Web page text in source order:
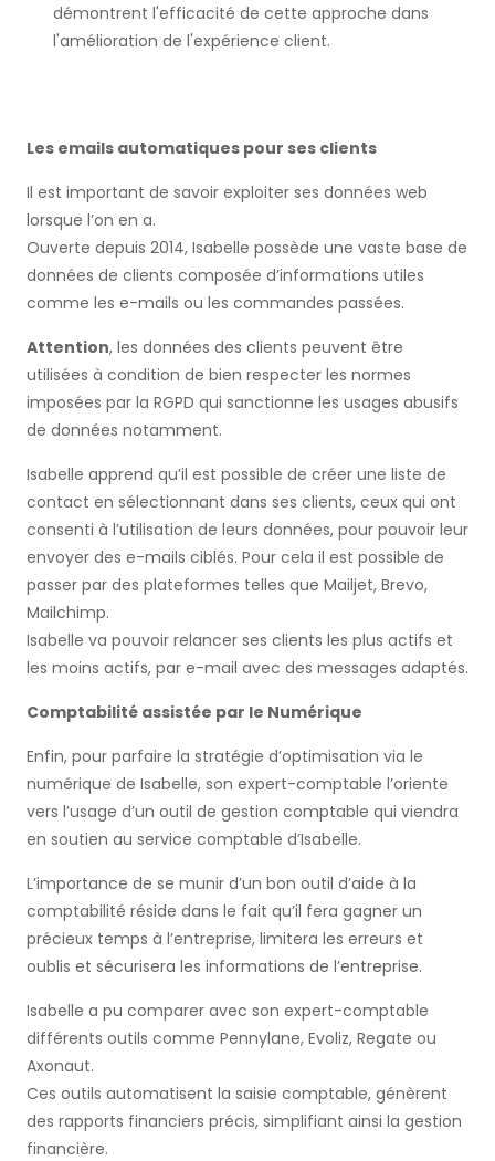
démontrent l'efficacité de cette approche dans
l'amélioration de l'expérience client.
Les emails automatiques pour ses clients
Il est important de savoir exploiter ses données web
lorsque l’on en a.
Ouverte depuis 2014, Isabelle possède une vaste base de
données de clients composée d’informations utiles
comme les e-mails ou les commandes passées.
Attention, les données des clients peuvent être
utilisées à condition de bien respecter les normes
imposées par la RGPD qui sanctionne les usages abusifs
de données notamment.
Isabelle apprend qu’il est possible de créer une liste de
contact en sélectionnant dans ses clients, ceux qui ont
consenti à l’utilisation de leurs données, pour pouvoir leur
envoyer des e-mails ciblés. Pour cela il est possible de
passer par des plateformes telles que Mailjet, Brevo,
Mailchimp.
Isabelle va pouvoir relancer ses clients les plus actifs et
les moins actifs, par e-mail avec des messages adaptés.
Comptabilité assistée par le Numérique
Enfin, pour parfaire la stratégie d’optimisation via le
numérique de Isabelle, son expert-comptable l’oriente
vers l’usage d’un outil de gestion comptable qui viendra
en soutien au service comptable d’Isabelle.
L’importance de se munir d’un bon outil d’aide à la
comptabilité réside dans le fait qu’il fera gagner un
précieux temps à l’entreprise, limitera les erreurs et
oublis et sécurisera les informations de l’entreprise.
Isabelle a pu comparer avec son expert-comptable
différents outils comme Pennylane, Evoliz, Regate ou
Axonaut.
Ces outils automatisent la saisie comptable, génèrent
des rapports financiers précis, simplifiant ainsi la gestion
financière.